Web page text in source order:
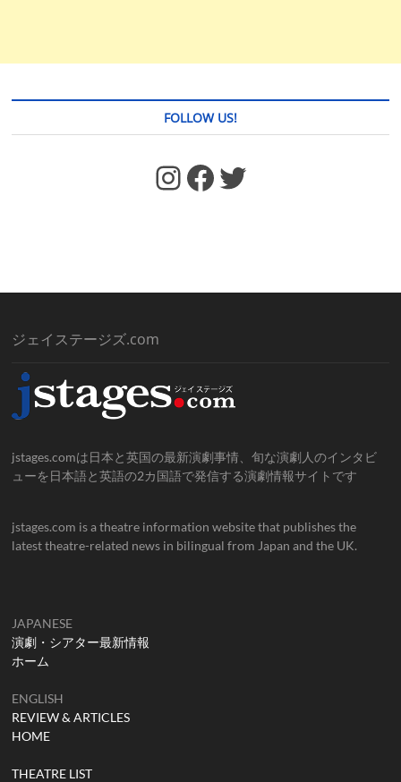
FOLLOW US!
https://www.facebook.com/jstages/ Facebook Twitter
ジェイステージズ.com
jstages.comは日本と英国の最新演劇事情、旬な演劇人のインタビ
ューを日本語と英語の2カ国語で発信する演劇情報サイトです
jstages.com is a theatre information website that publishes the
latest theatre-related news in bilingual from Japan and the UK.
JAPANESE
演劇・シアター最新情報
ホーム
ENGLISH
REVIEW & ARTICLES
HOME
THEATRE LIST